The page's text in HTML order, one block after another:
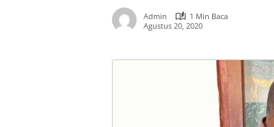
Admin
1 Min Baca
Agustus 20, 2020